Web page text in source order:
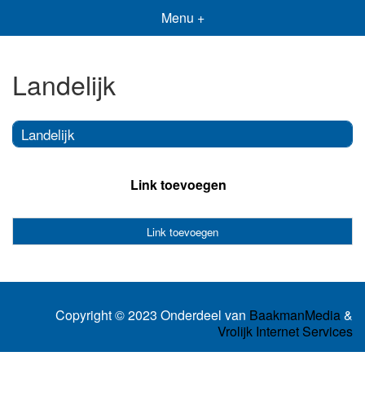
Menu +
Landelijk
Landelijk
Link toevoegen
Link toevoegen
Copyright © 2023 Onderdeel van BaakmanMedia&
Vrolijk Internet Services